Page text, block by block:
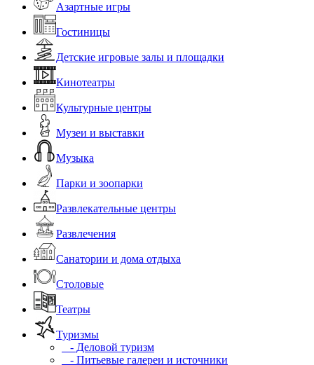
Азартные игры
Гостиницы
Детские игровые залы и площадки
Кинотеатры
Культурные центры
Музеи и выставки
Музыка
Парки и зоопарки
Развлекательные центры
Развлечения
Санатории и дома отдыха
Столовые
Театры
Туризмы
- Деловой туризм
- Питьевые галереи и источники